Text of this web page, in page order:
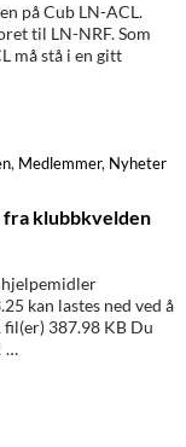
på Cub LN-ACL.
til LN-NRF. Som
må stå i en gitt
, Medlemmer, Nyheter
fra klubbkvelden
hjelpemidler
kan lastes ned ved å
fil(er) 387.98 KB Du
…